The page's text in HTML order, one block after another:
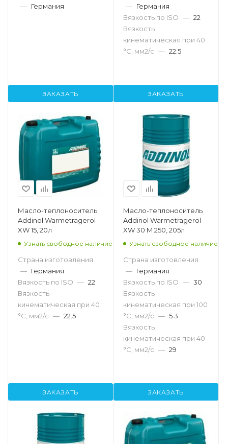
— Германия
ЗАКАЗАТЬ
— Германия
Вязкость по ISO — 22
Вязкость
кинематическая при 40
°С, мм2/с — 22.5
ЗАКАЗАТЬ
Масло-теплоноситель
Addinol Warmetragerol
XW 15, 20л
Узнать свободное наличие
Страна изготовления
— Германия
Вязкость по ISO — 22
Вязкость
кинематическая при 40
°С, мм2/с — 22.5
ЗАКАЗАТЬ
Масло-теплоноситель
Addinol Warmetragerol
XW 30 M 250, 205л
Узнать свободное наличие
Страна изготовления
— Германия
Вязкость по ISO — 30
Вязкость
кинематическая при 100
°С, мм2/с — 5.3
Вязкость
кинематическая при 40
°С, мм2/с — 29
ЗАКАЗАТЬ